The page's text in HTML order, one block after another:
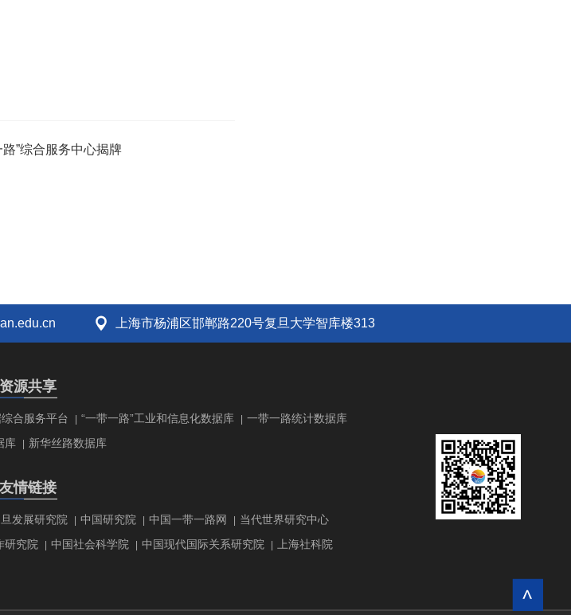
”综合服务中心揭牌
上海市杨浦区邯郸路220号复旦大学智库楼313
资源共享
合服务平台 “一带一路”工业和信息化数据库
一带一路统计数据库
库
新华丝路数据库
友情链接
发展研究院 中国研究院 中国一带一路网
当代世界研究中心
研究院 中国社会科学院 中国现代国际关系研究院 上海社科院